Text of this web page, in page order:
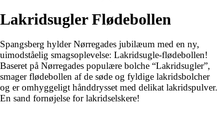
Lakridsugler Flødebollen
Spangsberg hylder Nørregades jubilæum med en ny,
uimodståelig smagsoplevelse: Lakridsugle-flødebollen!
Baseret på Nørregades populære bolche “Lakridsugler”,
smager flødebollen af de søde og fyldige lakridsbolcher
og er omhyggeligt hånddrysset med delikat lakridspulver.
En sand fornøjelse for lakridselskere!